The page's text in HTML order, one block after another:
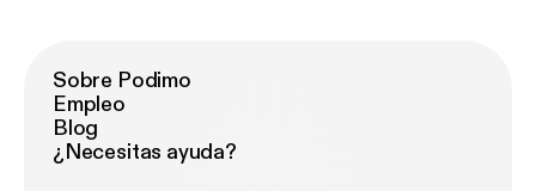
Sobre Podimo
Empleo
Blog
¿Necesitas ayuda?